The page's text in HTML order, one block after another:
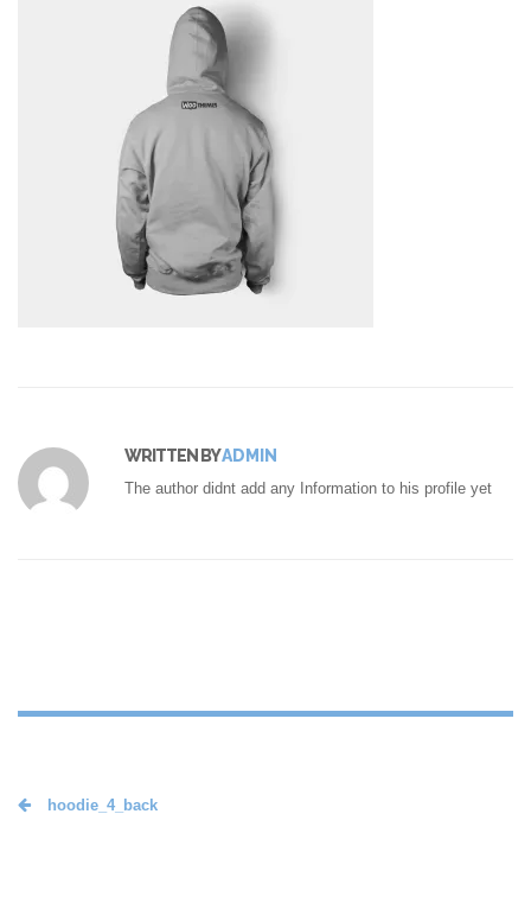
WRITTEN BYADMIN
The author didnt add any Information to his profile yet
hoodie_4_back